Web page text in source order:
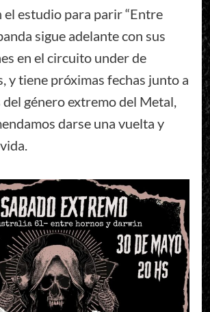
el estudio para parir “Entre
sigue adelante con sus
en el circuito under de
y tiene próximas fechas junto a
género extremo del Metal,
darse una vuelta y